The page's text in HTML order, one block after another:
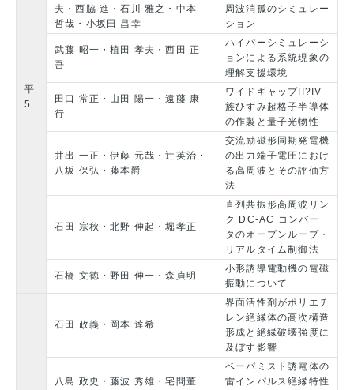
平
5
夫・西脇 進・石川 雅之・中本
哲哉・小坂田 昌幸
周波消孤のシミュレー
ション
武藤 昭一・植田 孝夫・西田 正
吾
ハイパーシミュレーシ
ョンによる系統現象の
理解支援環境
田口 常正・山田 陽一・遠藤 康
行
ワイドギャップII?IV
族ひずみ超格子半導体
の作製と量子光物性
井出 一正・伊藤 元哉・辻英治・
八坂 保弘・藤本爵
交流励磁形同期発電機
の出力端子電圧におけ
る高周波とその評価方
法
石田 宗秋・北野 伸起・堀孝正
直列共振形高周波リン
ク DC-AC コンバー
タのオープンループ・
リアルタイム制御法
石橋 文徳・野田 伸一・森貞明
小形誘導電動機の電磁
振動について
石田 政義・岡本 達希
界面活性剤がポリエチ
レン絶縁体の高次構造
形成と絶縁破壊強度に
及ぼす影響
八島 政史・藤波 秀雄・宅間董
ベーパミスト誘電体の
雷インパルス絶縁特性